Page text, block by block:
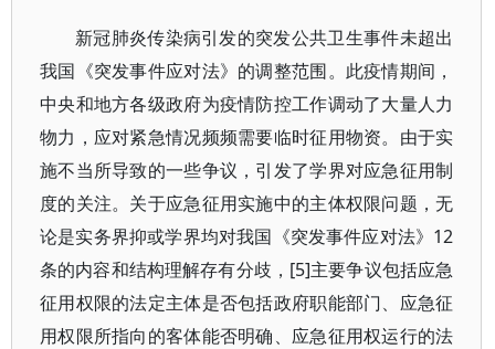
新冠肺炎传染病引发的突发公共卫生事件未超出
我国《突发事件应对法》的调整范围。此疫情期间，
中央和地方各级政府为疫情防控工作调动了大量人力
物力，应对紧急情况频频需要临时征用物资。由于实
施不当所导致的一些争议，引发了学界对应急征用制
度的关注。关于应急征用实施中的主体权限问题，无
论是实务界抑或学界均对我国《突发事件应对法》12
条的内容和结构理解存有分歧，[5]主要争议包括应急
征用权限的法定主体是否包括政府职能部门、应急征
用权限所指向的客体能否明确、应急征用权运行的法